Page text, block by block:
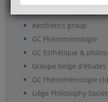
Aesthetics group
GC Phénoménologie
GC Esthétique &
Groupe belge
GC Phénoménologie
Liège Philosophy